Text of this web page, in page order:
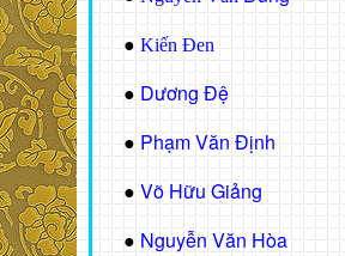
● Kiến Đen
● Dương Đệ
● Phạm Văn Định
● Võ Hữu Giảng
● Nguyễn Văn Hòa